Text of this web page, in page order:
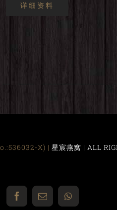
详细资料
X) | 星宸燕窝 | ALL
FacebookEmail WhatsApp